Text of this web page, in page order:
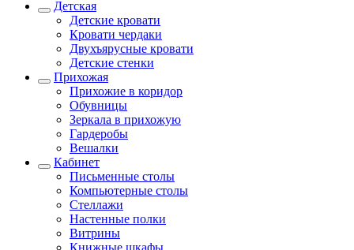
Детская
Детские кровати
Кровати чердаки
Двухъярусные кровати
Детские стенки
Прихожая
Прихожие в коридор
Обувницы
Зеркала в прихожую
Гардеробы
Вешалки
Кабинет
Письменные столы
Компьютерные столы
Стеллажи
Настенные полки
Витрины
Книжные шкафы